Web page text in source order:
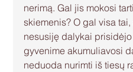
nerimą. Gal jis mokosi
skiemenis? O gal visa
nesusiję dalykai
gyvenime akumuliavosi
neduoda nurimti iš tiesų